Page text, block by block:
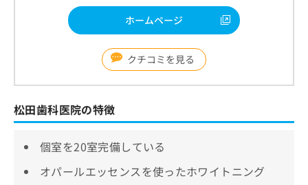
ホームページ
クチコミを見る
松田歯科医院の特徴
個室を20室完備している
オパールエッセンスを使ったホワイトニング